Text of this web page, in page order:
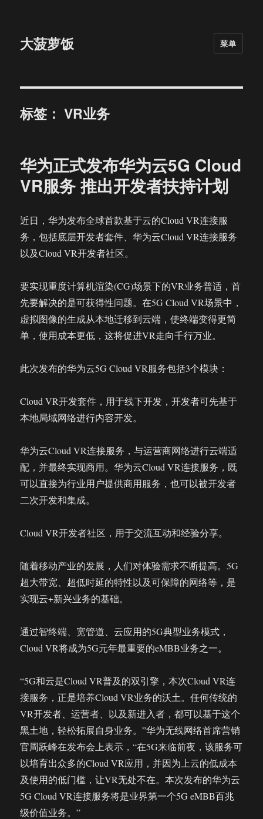
大菠萝饭 菜单
标签：VR业务
华为正式发布华为云5G Cloud
VR服务 推出开发者扶持计划
近日，华为发布全球首款基于云的Cloud VR连接服
务，包括底层开发者套件、华为云Cloud VR连接服务
以及Cloud VR开发者社区。
要实现重度计算机渲染(CG)场景下的VR业务普适，首
先要解决的是可获得性问题。在5G Cloud VR场景中，
虚拟图像的生成从本地迁移到云端，使终端变得更简
单，使用成本更低，这将促进VR走向千行万业。
此次发布的华为云5G Cloud VR服务包括3个模块：
Cloud VR开发套件，用于线下开发，开发者可先基于
本地局域网络进行内容开发。
华为云Cloud VR连接服务，与运营商网络进行云端适
配，并最终实现商用。华为云Cloud VR连接服务，既
可以直接为行业用户提供商用服务，也可以被开发者
二次开发和集成。
Cloud VR开发者社区，用于交流互动和经验分享。
随着移动产业的发展，人们对体验需求不断提高。5G
超大带宽、超低时延的特性以及可保障的网络等，是
实现云+新兴业务的基础。
通过智终端、宽管道、云应用的5G典型业务模式，
Cloud VR将成为5G元年最重要的eMBB业务之一。
“5G和云是Cloud VR普及的双引擎，本次Cloud VR连
接服务，正是培养Cloud VR业务的沃土。任何传统的
VR开发者、运营者、以及新进入者，都可以基于这个
黑土地，轻松拓展自身业务。”华为无线网络首席营销
官周跃峰在发布会上表示，“在5G来临前夜，该服务可
以培育出众多的Cloud VR应用，并因为上云的低成本
及使用的低门槛，让VR无处不在。本次发布的华为云
5G Cloud VR连接服务将是业界第一个5G eMBB百兆
级价值业务。”